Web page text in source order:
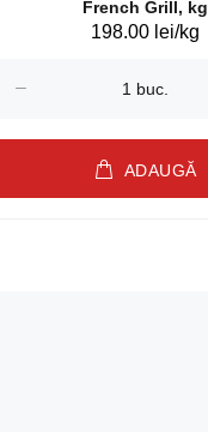
French Grill, kg
198.00 lei/kg
ADAUGĂ